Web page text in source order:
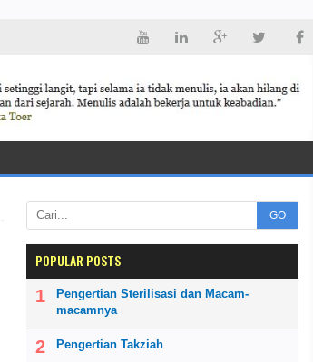
GO
POPULAR POSTS
Pengertian Sterilisasi dan Macam-
macamnya
Pengertian Takziah